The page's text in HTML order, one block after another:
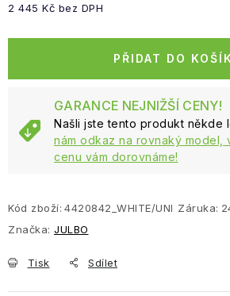
2 445 Kč bez DPH
PŘIDAT DO
GARANCE NEJNIŽŠÍ CENY!
Našli jste tento produkt někde
nám odkaz na rovnaký model,
cenu vám dorovnáme!
Kód zboží: 4420842_WHITE/UNI Záruka:
Značka: JULBO
Tisk Sdílet